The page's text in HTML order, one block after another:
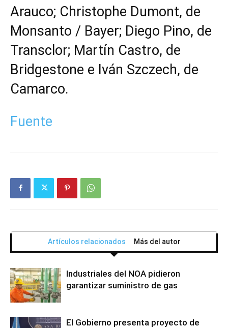
Arauco; Christophe Dumont, de
Monsanto / Bayer; Diego Pino, de
Transclor; Martín Castro, de
Bridgestone e Iván Szczech, de
Camarco.
Fuente
Artículos relacionados Más del autor
Industriales del NOA pidieron
garantizar suministro de gas
El Gobierno presenta proyecto de